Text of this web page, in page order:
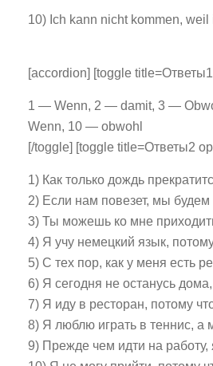
10) Ich kann nicht kommen,
[accordion] [toggle
1 — Wenn, 2 — damit, 3 —
Wenn, 10 — obwohl
[/toggle] [toggle title=Ответы2
1) Как только дождь
2) Если нам повезет, мы
3) Ты можешь ко мне
4) Я учу немецкий язык,
5) С тех пор, как у меня есть
6) Я сегодня не останусь
7) Я иду в ресторан, потому
8) Я люблю играть в теннис, а
9) Прежде чем идти на